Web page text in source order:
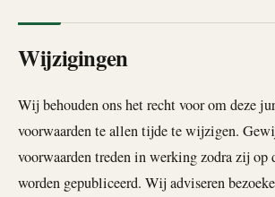
Wijzigingen
Wij behouden ons het recht voor om deze
voorwaarden te allen tijde te wijzigen.
voorwaarden treden in werking zodra zij op
worden gepubliceerd. Wij adviseren